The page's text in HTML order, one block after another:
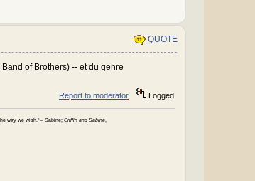
QUOTE
Band of Brothers) -- et du genre
Report to moderator Logged
way we wish." -- Sabine; Griffin and Sabine,